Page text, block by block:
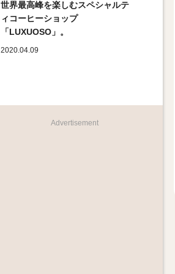
世界最高峰を楽しむスペシャルテ
ィコーヒーショップ
「LUXUOSO」。
2020.04.09
Advertisement